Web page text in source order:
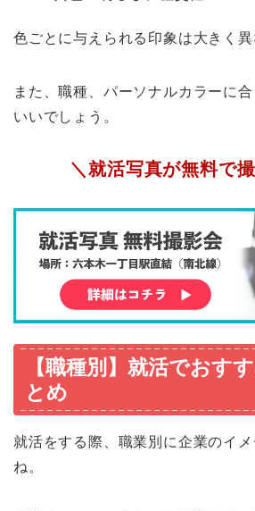
色ごとに与えられる印象は大きく異
また、職種、パーソナルカラーに
いいでしょう。
＼就活写真が無料で
【職種別】就活でおす
とめ
就活をする際、職業別に企業のイ
ね。